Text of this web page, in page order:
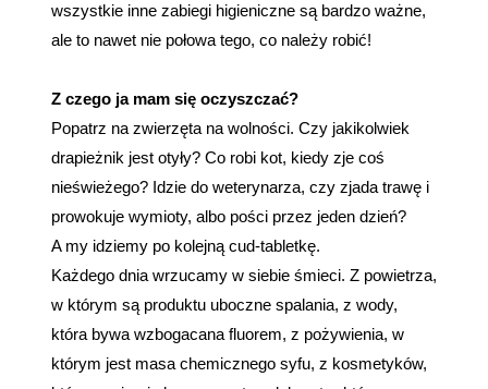
wszystkie inne zabiegi higieniczne są bardzo ważne,
ale to nawet nie połowa tego, co należy robić!
Z czego ja mam się oczyszczać?
Popatrz na zwierzęta na wolności. Czy jakikolwiek
drapieżnik jest otyły? Co robi kot, kiedy zje coś
nieświeżego? Idzie do weterynarza, czy zjada trawę i
prowokuje wymioty, albo pości przez jeden dzień?
A my idziemy po kolejną cud-tabletkę.
Każdego dnia wrzucamy w siebie śmieci. Z powietrza,
w którym są produktu uboczne spalania, z wody,
która bywa wzbogacana fluorem, z pożywienia, w
którym jest masa chemicznego syfu, z kosmetyków,